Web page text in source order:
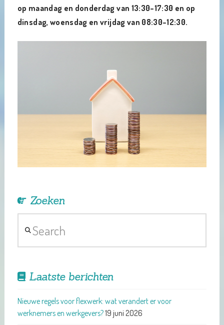
op maandag en donderdag van 13:30–17:30 en op
dinsdag, woensdag en vrijdag van 08:30–12:30.
Zoeken
Laatste berichten
Nieuwe regels voor flexwerk: wat verandert er voor
werknemers en werkgevers?19 juni 2026